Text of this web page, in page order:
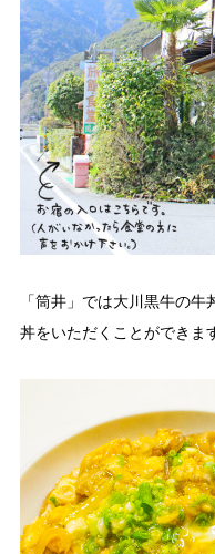
「筒井」では大川黒牛の
丼をいただくことができま